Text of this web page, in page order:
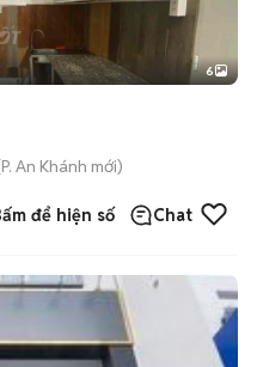
+2
6
P. An Khánh mới)
để hiện số Chat